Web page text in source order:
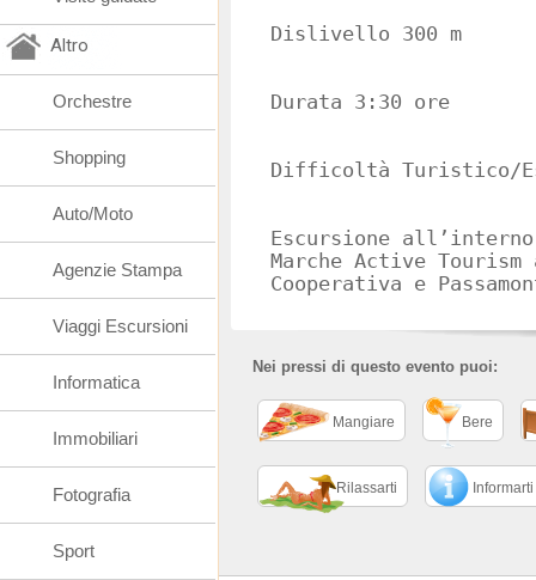
Dislivello 300 m
Durata 3:30 ore
Difficoltà Turistico/
Escursione
Marche Active
Cooperativa e
Nei pressi di questo evento puoi:
Mangiare Bere
Rilassarti Informarti
Altro
Orchestre
Shopping
Auto/Moto
Agenzie Stampa
Viaggi Escursioni
Informatica
Immobiliari
Fotografia
Sport